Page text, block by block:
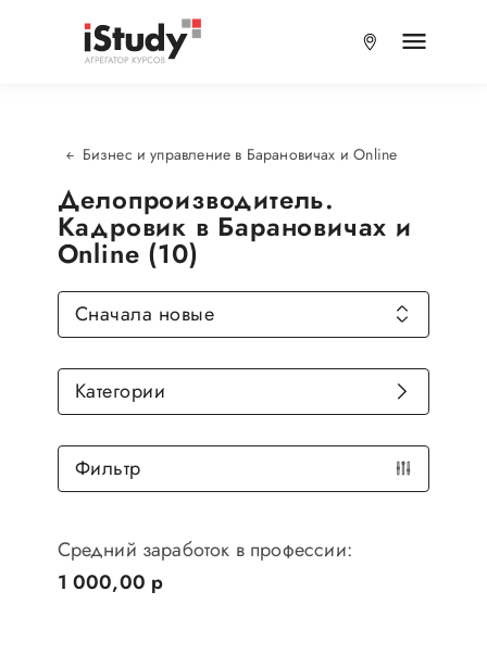
Бизнес и управление в Барановичах и Online
Делопроизводитель.
Кадровик в Барановичах и
Online (10)
Средний заработок в профессии:
1 000,00 р
Сначала новые
Категории
Фильтр